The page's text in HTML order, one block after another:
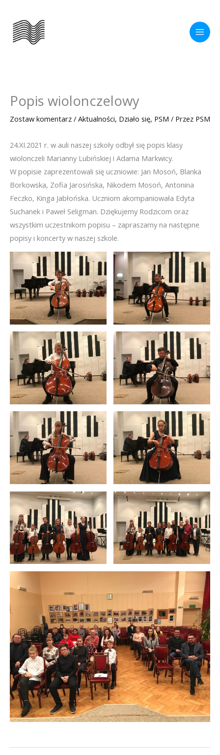
treści
Popis wiolonczelowy
Zostaw komentarz / Aktualności, Działo się, PSM / Przez PSM
24.XI.2021 r. w auli naszej szkoły odbył się popis klasy
wiolonczeli Marianny Lubińskiej i Adama Markwicy.
W popisie zaprezentowali się uczniowie: Jan Mosoń, Blanka
Borkowska, Zofia Jarosińska, Nikodem Mosoń, Antonina
Feczko, Kinga Jabłońska. Uczniom akompaniowała Edyta
Suchanek i Paweł Seligman. Dziękujemy Rodzicom oraz
wszystkim uczestnikom popisu – zapraszamy na następne
popisy i koncerty w naszej szkole.